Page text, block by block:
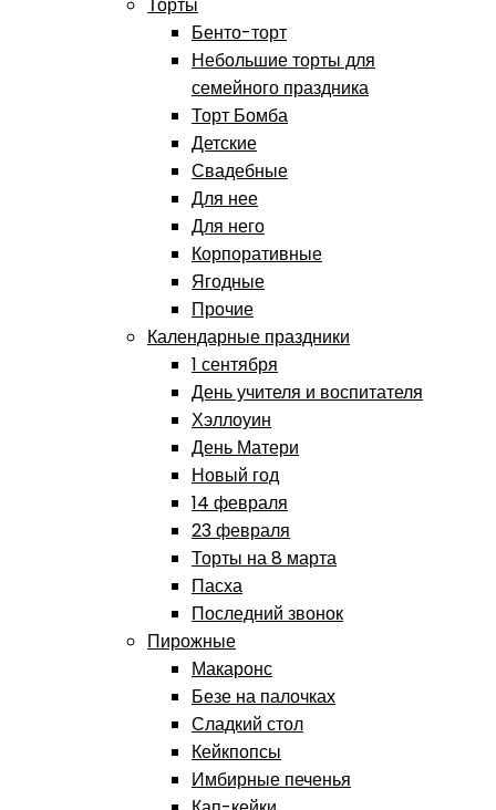
Торты
Бенто-торт
Небольшие торты для
семейного праздника
Торт Бомба
Детские
Свадебные
Для нее
Для него
Корпоративные
Ягодные
Прочие
Календарные праздники
1 сентября
День учителя и воспитателя
Хэллоуин
День Матери
Новый год
14 февраля
23 февраля
Торты на 8 марта
Пасха
Последний звонок
Пирожные
Макаронс
Безе на палочках
Сладкий стол
Кейкпопсы
Имбирные печенья